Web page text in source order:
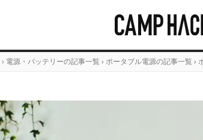
› 電源・バッテリーの記事一覧 › ポータブル電源の記事一覧 ›